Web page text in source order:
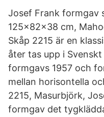
Josef Frank formgav
125x82x38 cm,
Skåp 2215 är en
åter tas upp i
formgavs 1957 och
mellan horisontella
2215, Masurbjörk,
formgav det